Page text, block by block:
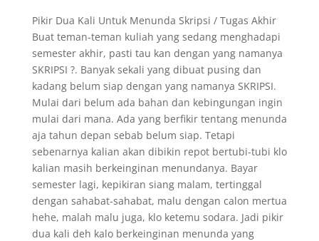
Pikir Dua Kali Untuk Menunda Skripsi / Tugas Akhir
Buat teman-teman kuliah yang sedang menghadapi
semester akhir, pasti tau kan dengan yang namanya
SKRIPSI ?. Banyak sekali yang dibuat pusing dan
kadang belum siap dengan yang namanya SKRIPSI.
Mulai dari belum ada bahan dan kebingungan ingin
mulai dari mana. Ada yang berfikir tentang menunda
aja tahun depan sebab belum siap. Tetapi
sebenarnya kalian akan dibikin repot bertubi-tubi klo
kalian masih berkeinginan menundanya. Bayar
semester lagi, kepikiran siang malam, tertinggal
dengan sahabat-sahabat, malu dengan calon mertua
hehe, malah malu juga, klo ketemu sodara. Jadi pikir
dua kali deh kalo berkeinginan menunda yang